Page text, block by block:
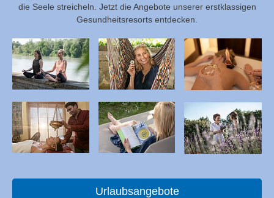
die Seele streicheln. Jetzt die Angebote unserer erstklassigen
Gesundheitsresorts entdecken.
Urlaubsangebote